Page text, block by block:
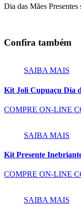
Dia das Mães Presentes
Confira também
SAIBA MAIS
Kit Joli Cupuaçu Dia
COMPRE ON-LINE
SAIBA MAIS
Kit Presente
COMPRE ON-LINE
SAIBA MAIS